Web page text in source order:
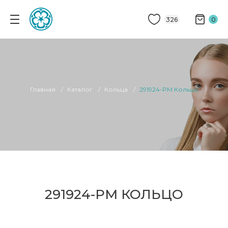
326 0
Главная Каталог Кольца 291924-PM Кольцо
291924-PM КОЛЬЦО